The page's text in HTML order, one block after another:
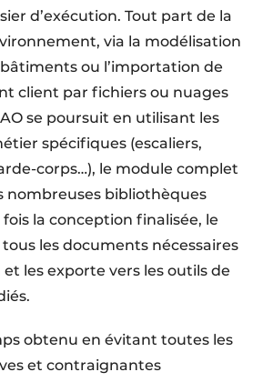
d’exécution. Tout part de la
via la modélisation
ou l’importation de
client par fichiers ou nuages
se poursuit en utilisant les
spécifiques (escaliers,
corps…), le module complet
nombreuses bibliothèques
la conception finalisée, le
les documents nécessaires
les exporte vers les outils de
obtenu en évitant toutes les
et contraignantes